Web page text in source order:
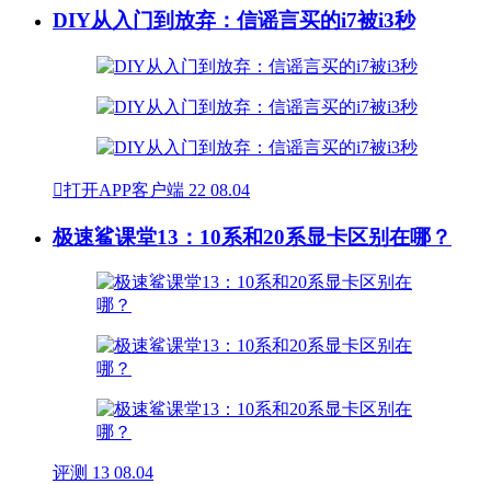
DIY从入门到放弃：信谣言买的i7被i3秒
打开APP客户端 22 08.04
极速鲨课堂13：10系和20系显卡区别在哪？
评测 13 08.04